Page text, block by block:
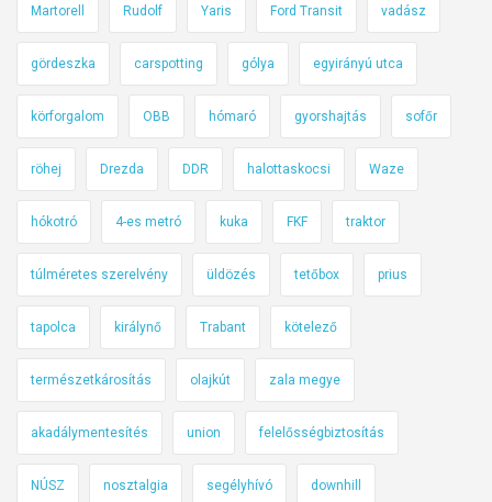
é
r
n
i
k
t
i
o
s
Martorell Rudolf Yaris Ford Transit vadász
gördeszka carspotting gólya egyirányú utca
körforgalom OBB hómaró gyorshajtás sofőr
röhej Drezda DDR halottaskocsi Waze
hókotró 4-es metró kuka FKF traktor
túlméretes szerelvény üldözés tetőbox prius
tapolca királynő Trabant kötelező
természetkárosítás olajkút zala megye
akadálymentesítés union felelősségbiztosítás
NÚSZ nosztalgia segélyhívó downhill